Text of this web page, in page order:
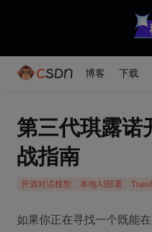
博客 下载
第三代琪露诺
战指南
开源对话模型 本地AI部署
如果你正在寻找一个既能